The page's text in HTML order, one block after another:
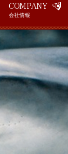
COMPANY
会社情報